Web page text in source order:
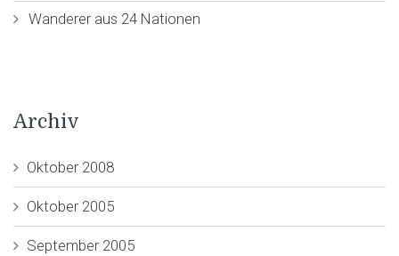
Wanderer aus 24 Nationen
Archiv
Oktober 2008
Oktober 2005
September 2005